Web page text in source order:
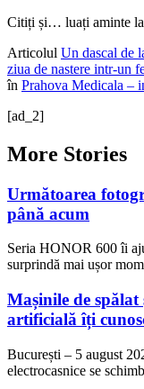
Citiți și… luați aminte
Articolul Un dascal de
ziua de nastere intr-un
în Prahova Medicala –
[ad_2]
More Stories
Următoarea
până acum
Seria HONOR 600 îi
surprindă mai ușor
Mașinile de spălat
artificială îți
București – 5 august
electrocasnice se